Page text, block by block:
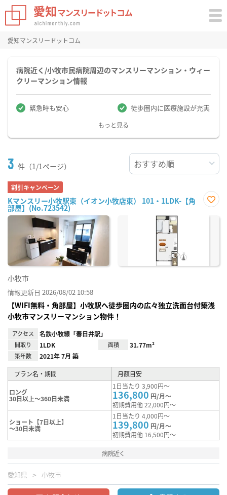
愛知マンスリードットコム
病院近く/小牧市民病院周辺のマンスリーマンション・ウィー
クリーマンション情報
緊急時も安心 徒歩圏内に医療施設が充実
もっと見る
3 件（1/1ページ）
割引キャンペーン
Kマンスリー小牧駅東（イオン小牧店東） 101・1LDK-【角
部屋】(No.723542)
に入
小牧市
情報更新日 2026/08/02 10:58
【WIFI無料・角部屋】小牧駅へ徒歩圏内の広々独立洗面台付築浅
小牧市マンスリーマンション物件！
アクセス 名鉄小牧線「春日井駅」
間取り 1LDK 面積 31.77m²
築年数 2021年 7月 築
プラン名・期間 月額目安
ロング
30日以上～360日未満
1日当たり 3,900円～
136,800 円/月～
初期費用他 22,000円～
ショート【7日以上】
～30日未満
1日当たり 4,000円～
139,800 円/月～
初期費用他 16,500円～
病院近く
愛知県 小牧市